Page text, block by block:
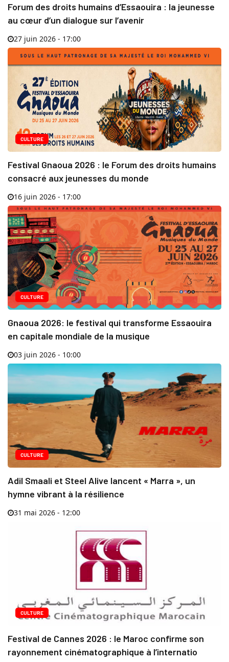
Forum des droits humains d’Essaouira : la jeunesse
au cœur d’un dialogue sur l’avenir
27 juin 2026 - 17:00
CULTURE
Festival Gnaoua 2026 : le Forum des droits humains
consacré aux jeunesses du monde
16 juin 2026 - 17:00
CULTURE
Gnaoua 2026: le festival qui transforme Essaouira
en capitale mondiale de la musique
03 juin 2026 - 10:00
CULTURE
Adil Smaali et Steel Alive lancent « Marra », un
hymne vibrant à la résilience
31 mai 2026 - 12:00
CULTURE
Festival de Cannes 2026 : le Maroc confirme son
rayonnement cinématographique à l’internatio